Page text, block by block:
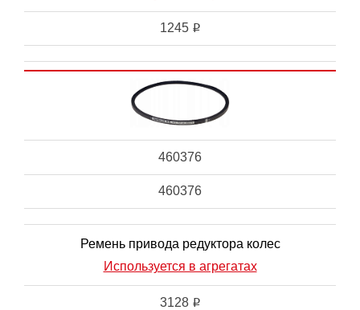
1245 i
460376
460376
Ремень привода редуктора колес
Используется в агрегатах
3128 i